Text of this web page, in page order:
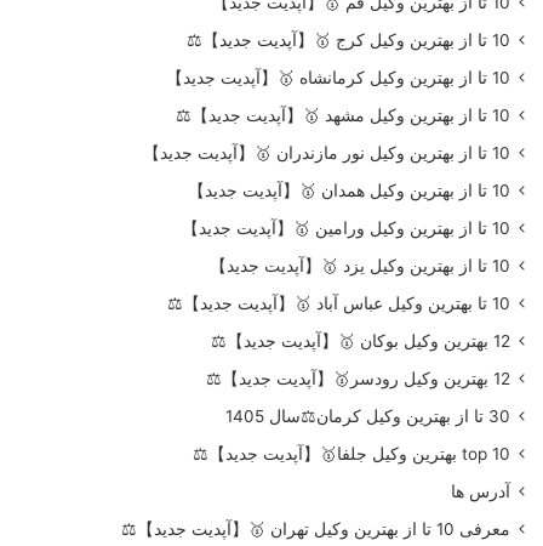
10 تا از بهترین وکیل کرج 🥇【آپدیت جدید】⚖️
10 تا از بهترین وکیل کرمانشاه 🥇【آپدیت جدید】
10 تا از بهترین وکیل مشهد 🥇【آپدیت جدید】⚖️
10 تا از بهترین وکیل نور مازندران 🥇【آپدیت جدید】
10 تا از بهترین وکیل همدان 🥇【آپدیت جدید】
10 تا از بهترین وکیل ورامین 🥇【آپدیت جدید】
10 تا از بهترین وکیل یزد 🥇【آپدیت جدید】
10 تا بهترین وکیل عباس آباد 🥇【آپدیت جدید】⚖️
12 بهترین وکیل بوکان 🥇【آپدیت جدید】⚖️
12 بهترین وکیل رودسر🥇【آپدیت جدید】⚖️
30 تا از بهترین وکیل کرمان⚖️سال 1405
top 10 بهترین وکیل جلفا🥇【آپدیت جدید】⚖️
آدرس ها
معرفی 10 تا از بهترین وکیل تهران 🥇【آپدیت جدید】⚖️